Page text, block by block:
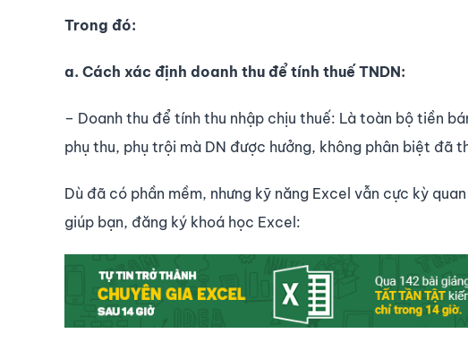
Trong đó:
a. Cách xác định doanh thu để tính thuế TNDN:
– Doanh thu để tính thu nhập chịu thuế: Là toàn bộ tiền
phụ thu, phụ trội mà DN được hưởng, không phân biệt đã
Dù đã có phần mềm, nhưng kỹ năng Excel vẫn cực kỳ
giúp bạn, đăng ký khoá học Excel: